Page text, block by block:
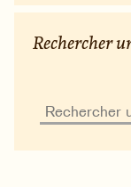
Rechercher